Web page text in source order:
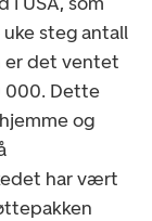
steg antall
er det ventet
000. Dette
og
har vært